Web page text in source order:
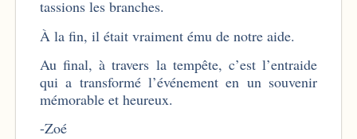
tassions les branches.
À la fin, il était vraiment ému de notre aide.
Au final, à travers la tempête, c’est l’entraide
qui a transformé l’événement en un souvenir
mémorable et heureux.
-Zoé